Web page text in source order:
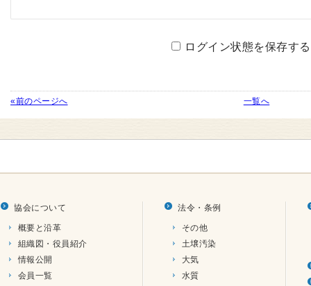
ログイン状態を保存する
«前のページへ 一覧へ
協会について
概要と沿革
組織図・役員紹介
情報公開
会員一覧
法令・条例
その他
土壌汚染
大気
水質